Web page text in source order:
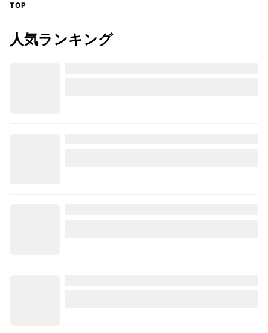
TOP
人気ランキング